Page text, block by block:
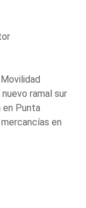
ramal sur
en Punta
en